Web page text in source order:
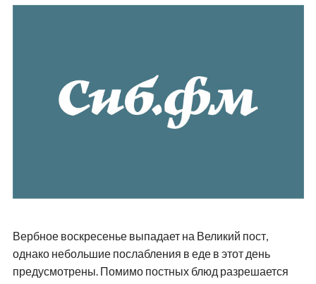
Вербное воскресенье выпадает на Великий пост,
однако небольшие послабления в еде в этот день
предусмотрены. Помимо постных блюд разрешается